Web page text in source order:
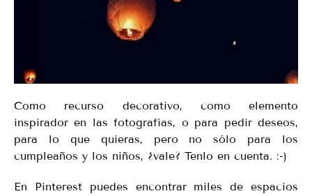
Como recurso decorativo, como elemento
inspirador en las fotografías, o para pedir deseos,
para lo que quieras, pero no sólo para los
cumpleaños y los niños, ¿vale? Tenlo en cuenta. :-)
En Pinterest puedes encontrar miles de espacios